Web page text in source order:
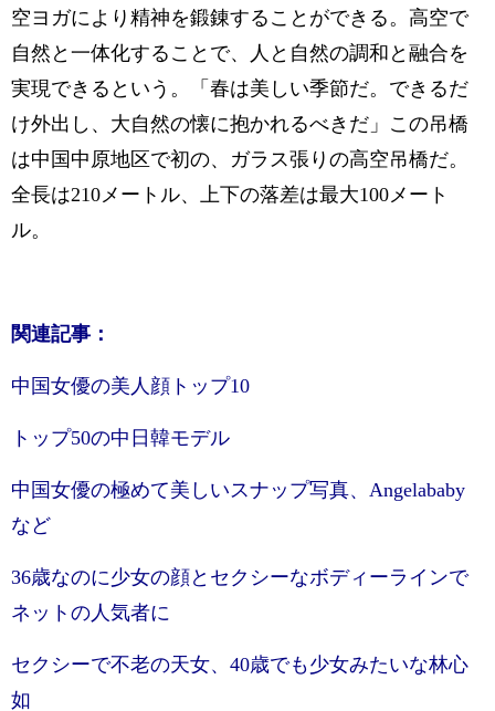
空ヨガにより精神を鍛錬することができる。高空で
自然と一体化することで、人と自然の調和と融合を
実現できるという。「春は美しい季節だ。できるだ
け外出し、大自然の懐に抱かれるべきだ」この吊橋
は中国中原地区で初の、ガラス張りの高空吊橋だ。
全長は210メートル、上下の落差は最大100メート
ル。
関連記事：
中国女優の美人顔トップ10
トップ50の中日韓モデル
中国女優の極めて美しいスナップ写真、Angelababy
など
36歳なのに少女の顔とセクシーなボディーラインで
ネットの人気者に
セクシーで不老の天女、40歳でも少女みたいな林心
如